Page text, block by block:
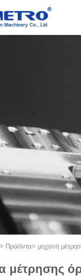
> Προϊόντα> μηχανή
μέτρησης